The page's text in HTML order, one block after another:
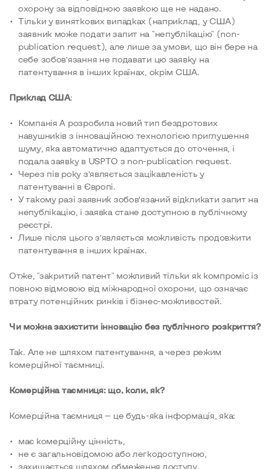
охорону за відповідною заявкою ще не надано.
Тільки у виняткових випадках (наприклад, у США)
заявник може подати запит на "непублікацію" (non-
publication request), але лише за умови, що він бере на
себе зобов’язання не подавати цю заявку на
патентування в інших країнах, окрім США.
Приклад США:
Компанія А розробила новий тип бездротових
навушників з інноваційною технологією приглушення
шуму, яка автоматично адаптується до оточення, і
подала заявку в USPTO з non-publication request.
Через пів року з’являється зацікавленість у
патентуванні в Європі.
У такому разі заявник зобов’язаний відкликати запит на
непублікацію, і заявка стане доступною в публічному
реєстрі.
Лише після цього з’являється можливість продовжити
патентування в інших країнах.
Отже, "закритий патент" можливий тільки як компроміс із
повною відмовою від міжнародної охорони, що означає
втрату потенційних ринків і бізнес-можливостей.
Чи можна захистити інновацію без публічного розкриття?
Так. Але не шляхом патентування, а через режим
комерційної таємниці.
Комерційна таємниця: що, коли, як?
Комерційна таємниця — це будь-яка інформація, яка:
має комерційну цінність,
не є загальновідомою або легкодоступною,
захищається шляхом обмеження доступу.